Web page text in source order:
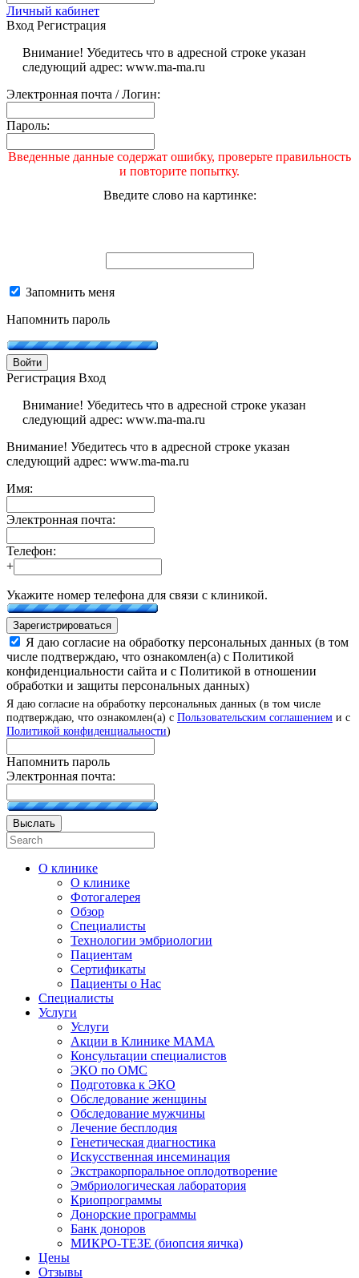
Личный кабинет
Вход Регистрация
Внимание! Убедитесь что в адресной строке указан
следующий адрес: www.ma-ma.ru
Электронная почта / Логин:
Пароль:
Введенные данные содержат ошибку, проверьте правильность
и повторите попытку.
Введите слово на картинке:
Запомнить меня
Напомнить пароль
Войти
Регистрация Вход
Внимание! Убедитесь что в адресной строке указан
следующий адрес: www.ma-ma.ru
Внимание! Убедитесь что в адресной строке указан
следующий адрес: www.ma-ma.ru
Имя:
Электронная почта:
Телефон:
+
Укажите номер телефона для связи с клиникой.
Зарегистрироваться
Я даю согласие на обработку персональных данных (в том
числе подтверждаю, что ознакомлен(а) с Политикой
конфиденциальности сайта и с Политикой в отношении
обработки и защиты персональных данных)
Я даю согласие на обработку персональных данных (в том числе
подтверждаю, что ознакомлен(а) с Пользовательским соглашением и с
Политикой конфиденциальности)
Напомнить пароль
Электронная почта:
Выслать
О клинике
О клинике
Фотогалерея
Обзор
Специалисты
Технологии эмбриологии
Пациентам
Сертификаты
Пациенты о Нас
Специалисты
Услуги
Услуги
Акции в Клинике МАМА
Консультации специалистов
ЭКО по ОМС
Подготовка к ЭКО
Обследование женщины
Обследование мужчины
Лечение бесплодия
Генетическая диагностика
Искусственная инсеминация
Экстракорпоральное оплодотворение
Эмбриологическая лаборатория
Криопрограммы
Донорские программы
Банк доноров
МИКРО-ТЕЗЕ (биопсия яичка)
Цены
Отзывы